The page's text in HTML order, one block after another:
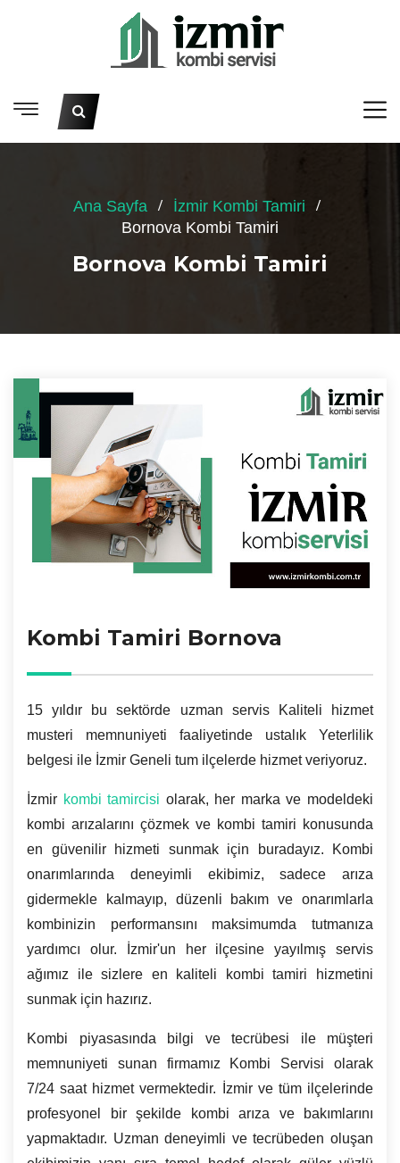
Ana Sayfa
İzmir Kombi Tamiri
Bornova Kombi Tamiri
Bornova Kombi Tamiri
Kombi Tamiri Bornova
15 yıldır bu sektörde uzman servis Kaliteli hizmet
musteri memnuniyeti faaliyetinde ustalık Yeterlilik
belgesi ile İzmir Geneli tum ilçelerde hizmet veriyoruz.
İzmir kombi tamircisi olarak, her marka ve modeldeki
kombi arızalarını çözmek ve kombi tamiri konusunda
en güvenilir hizmeti sunmak için buradayız. Kombi
onarımlarında deneyimli ekibimiz, sadece arıza
gidermekle kalmayıp, düzenli bakım ve onarımlarla
kombinizin performansını maksimumda tutmanıza
yardımcı olur. İzmir'un her ilçesine yayılmış servis
ağımız ile sizlere en kaliteli kombi tamiri hizmetini
sunmak için hazırız.
Kombi piyasasında bilgi ve tecrübesi ile müşteri
memnuniyeti sunan firmamız Kombi Servisi olarak
7/24 saat hizmet vermektedir. İzmir ve tüm ilçelerinde
profesyonel bir şekilde kombi arıza ve bakımlarını
yapmaktadır. Uzman deneyimli ve tecrübeden oluşan